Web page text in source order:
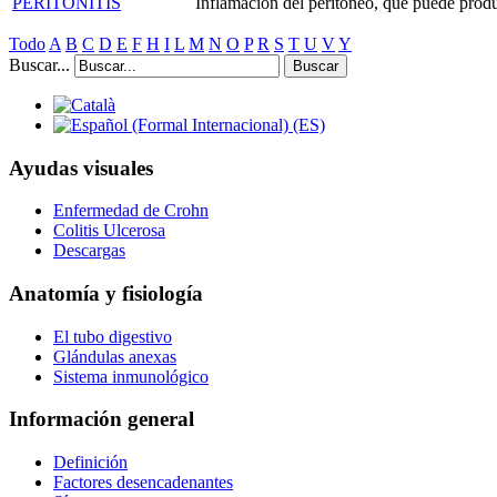
Todo A B C D E F H I L M N O P R S T U VY
Buscar...
Buscar
Ayudas visuales
Enfermedad de Crohn
Colitis Ulcerosa
Descargas
Anatomía y fisiología
El tubo digestivo
Glándulas anexas
Sistema inmunológico
Información general
Definición
Factores desencadenantes